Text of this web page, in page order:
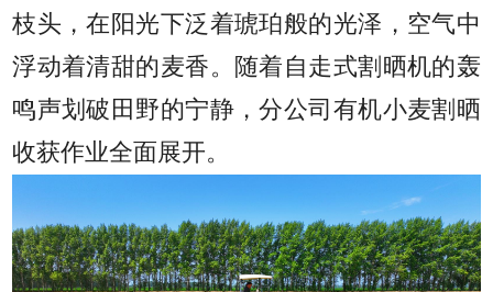
枝头，在阳光下泛着琥珀般的光泽，空气中
浮动着清甜的麦香。随着自走式割晒机的轰
鸣声划破田野的宁静，分公司有机小麦割晒
收获作业全面展开。